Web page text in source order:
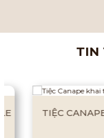
TIN
TIỆC CANAPE